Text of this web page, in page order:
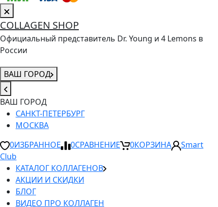
COLLAGEN SHOP
Официальный представитель Dr. Young и 4 Lemons в
России
ВАШ ГОРОД
ВАШ ГОРОД
САНКТ-ПЕТЕРБУРГ
МОСКВА
0ИЗБРАННОЕ 0СРАВНЕНИЕ 0КОРЗИНА
Smart
Club
КАТАЛОГ КОЛЛАГЕНОВ
АКЦИИ И СКИДКИ
БЛОГ
ВИДЕО ПРО КОЛЛАГЕН